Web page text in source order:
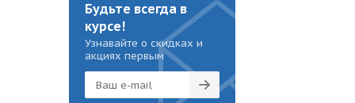
Будьте всегда в
курсе!
Узнавайте о скидках и
акциях первым